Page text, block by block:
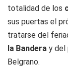
totalidad de los
sus puertas el
tratarse del
la Bandera y del
Belgrano.